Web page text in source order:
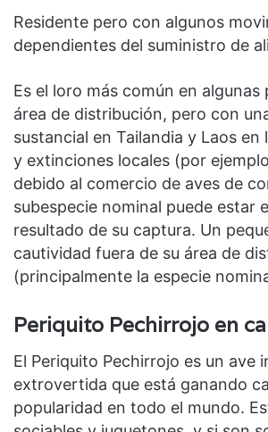
Residente pero con algunos
dependientes del suministro de
Es el loro más común en algunas
área de distribución, pero con
sustancial en Tailandia y Laos en
y extinciones locales (por
debido al comercio de aves de
subespecie nominal puede estar
resultado de su captura. Un
cautividad fuera de su área de
(principalmente la especie
Periquito Pechirrojo en
El Periquito Pechirrojo es un ave
extrovertida que está ganando
popularidad en todo el mundo.